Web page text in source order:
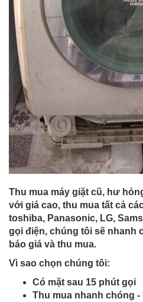
Thu mua máy giặt cũ, hư
với giá cao, thu mua tất cả
toshiba, Panasonic, LG,
gọi điện, chúng tôi sẽ nhanh
báo giá và thu mua.
Vì sao chọn chúng tôi:
Có mặt sau 15 phút gọi
Thu mua nhanh chóng